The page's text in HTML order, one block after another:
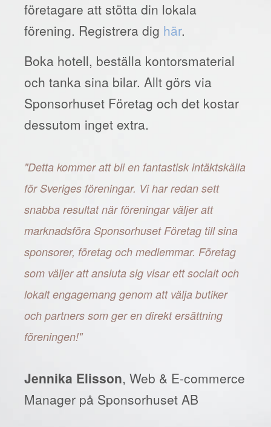
företagare att stötta din lokala
förening. Registrera dig här.
Boka hotell, beställa kontorsmaterial
och tanka sina bilar. Allt görs via
Sponsorhuset Företag och det kostar
dessutom inget extra.
"Detta kommer att bli en fantastisk intäktskälla
för Sveriges föreningar. Vi har redan sett
snabba resultat när föreningar väljer att
marknadsföra Sponsorhuset Företag till sina
sponsorer, företag och medlemmar. Företag
som väljer att ansluta sig visar ett socialt och
lokalt engagemang genom att välja butiker
och partners som ger en direkt ersättning
föreningen!"
Jennika Elisson, Web & E-commerce
Manager på Sponsorhuset AB